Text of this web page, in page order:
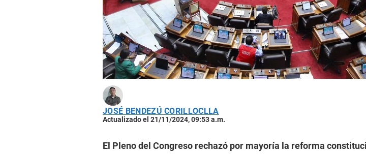
JOSÉ BENDEZÚ CORILLOCLLA
Actualizado el 21/11/2024, 09:53 a.m.
El Pleno del Congreso rechazó por mayoría la reforma